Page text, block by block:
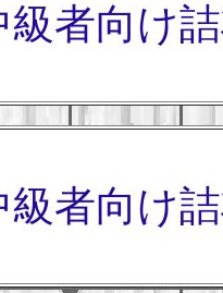
級者向け
級者向け